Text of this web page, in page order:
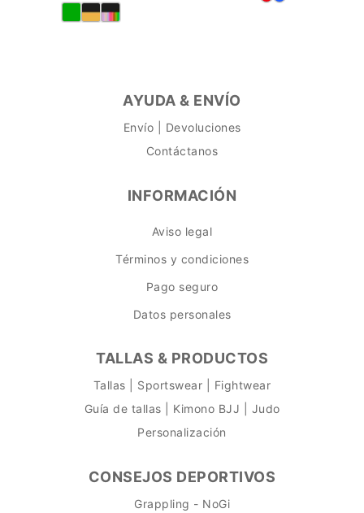
AYUDA & ENVÍO
Envío | Devoluciones
Contáctanos
INFORMACIÓN
Aviso legal
Términos y condiciones
Pago seguro
Datos personales
TALLAS & PRODUCTOS
Tallas | Sportswear | Fightwear
Guía de tallas | Kimono BJJ | Judo
Personalización
CONSEJOS DEPORTIVOS
Grappling - NoGi